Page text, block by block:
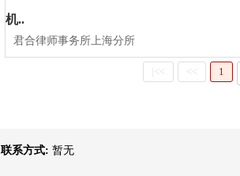
机..
君合律师事务所上海分所
|<< << 1
联系方式: 暂无